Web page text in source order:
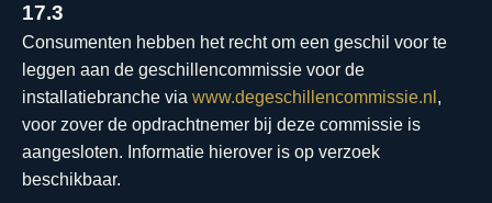
17.3
Consumenten hebben het recht om een geschil voor te
leggen aan de geschillencommissie voor de
installatiebranche via www.degeschillencommissie.nl ,
voor zover de opdrachtnemer bij deze commissie is
aangesloten. Informatie hierover is op verzoek
beschikbaar.